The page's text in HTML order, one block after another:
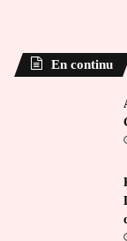
En continu